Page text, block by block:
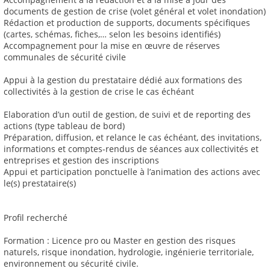
documents de gestion de crise (volet général et volet inondation)
Rédaction et production de supports, documents spécifiques
(cartes, schémas, fiches,… selon les besoins identifiés)
Accompagnement pour la mise en œuvre de réserves
communales de sécurité civile
Appui à la gestion du prestataire dédié aux formations des
collectivités à la gestion de crise le cas échéant
Elaboration d’un outil de gestion, de suivi et de reporting des
actions (type tableau de bord)
Préparation, diffusion, et relance le cas échéant, des invitations,
informations et comptes-rendus de séances aux collectivités et
entreprises et gestion des inscriptions
Appui et participation ponctuelle à l’animation des actions avec
le(s) prestataire(s)
Profil recherché
Formation : Licence pro ou Master en gestion des risques
naturels, risque inondation, hydrologie, ingénierie territoriale,
environnement ou sécurité civile.